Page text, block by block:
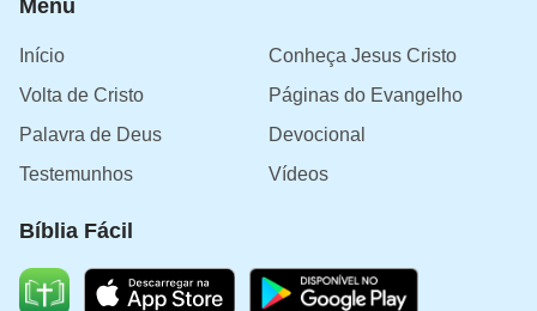
Menu
Início
Conheça Jesus Cristo
Volta de Cristo
Páginas do Evangelho
Palavra de Deus
Devocional
Testemunhos
Vídeos
Bíblia Fácil